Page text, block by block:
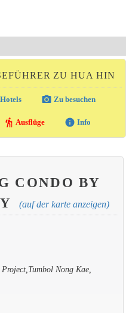
ZU HUA HIN
photo_camera Zu besuchen
hiking Ausflüge info Info
CONDO BY
(auf der karte anzeigen)
Nong Kae,